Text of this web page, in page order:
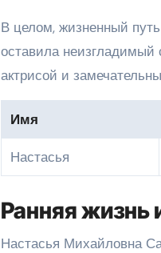
В целом, жизненный
оставила неизгладимый
актрисой и
Имя
Настасья
Ранняя жизнь
Настасья Михайловна